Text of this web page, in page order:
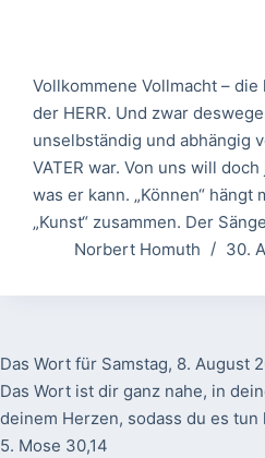
Vollkommene Vollmacht – die
der HERR. Und zwar
unselbständig und abhängig
VATER war. Von uns will
was er kann. „Können“ hängt
„Kunst“ zusammen. Der
Norbert Homuth
30.
Das Wort für Samstag, 8. August
Das Wort ist dir ganz nahe, in
deinem Herzen, sodass du es tun
5. Mose 30,14